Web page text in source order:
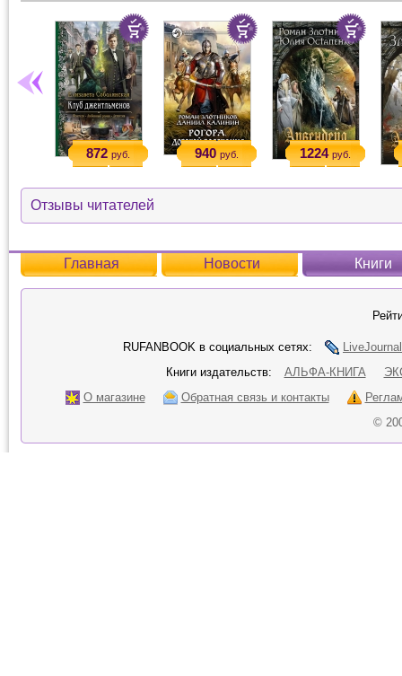
872 руб. 940 руб. 1224 руб.
Отзывы читателей
Главная Новости Книги
RUFANBOOK в социальных сетях:
LiveJournal
Книги издательств:
АЛЬФА-КНИГА
О магазине
Обратная связь и контакты
©